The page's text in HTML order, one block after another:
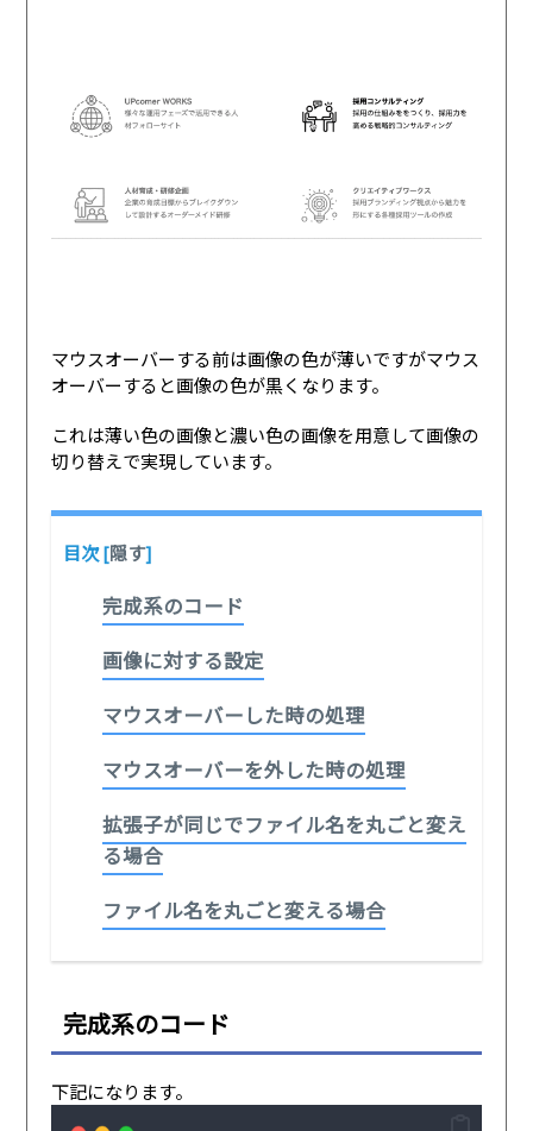
マウスオーバーする前は画像の色が薄いですがマウス
オーバーすると画像の色が黒くなります。
これは薄い色の画像と濃い色の画像を用意して画像の
切り替えで実現しています。
目次[隠す]
完成系のコード
画像に対する設定
マウスオーバーした時の処理
マウスオーバーを外した時の処理
拡張子が同じでファイル名を丸ごと変え
る場合
ファイル名を丸ごと変える場合
完成系のコード
下記になります。